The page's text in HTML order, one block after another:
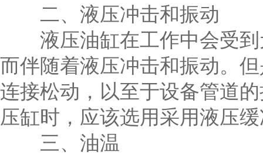
二、液压冲击和振动
液压油缸在工作中会受到
而伴随着液压冲击和振动。
连接松动，以至于设备管道
压缸时，应该选用采用液压
三、油温